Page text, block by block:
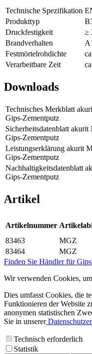
Technische Spezifikation
Produkttyp
Druckfestigkeit
≥
Brandverhalten
Festmörtelrohdichte
Verarbeitbare Zeit
Downloads
Technisches Merkblatt
Gips-Zementputz
Sicherheitsdatenblatt akurit
Gips-Zementputz
Leistungserklärung akurit
Gips-Zementputz
Nachhaltigkeitsdatenblatt
Gips-Zementputz
Artikel
Artikelnummer
83463
MGZ
83464
MGZ
Finden Sie Händler für
Wir verwenden Cookies,
Dies umfasst Cookies, die
Funktionieren der Website
anonymen statistischen
Sie in unserer
Technisch erforderlich
Statistik